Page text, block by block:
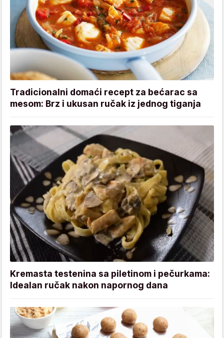
Tradicionalni domaći recept za bećarac sa
mesom: Brz i ukusan ručak iz jednog tiganja
Kremasta testenina sa piletinom i pečurkama:
Idealan ručak nakon napornog dana